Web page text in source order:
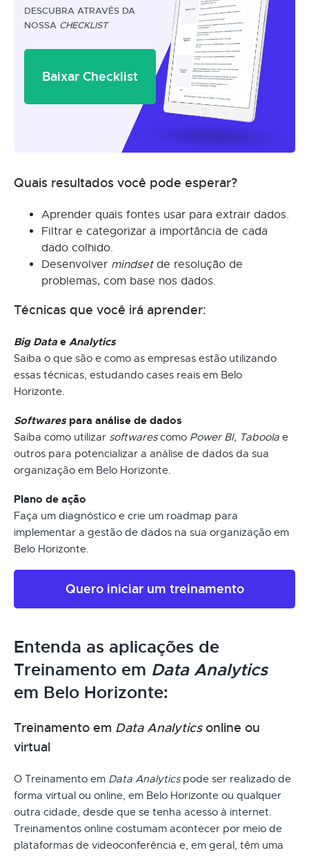
DESCUBRA ATRAVÉS DA
NOSSA CHECKLIST
Baixar Checklist
Quais resultados você pode esperar?
Aprender quais fontes usar para extrair dados.
Filtrar e categorizar a importância de cada
dado colhido.
Desenvolver mindsetde resolução de
problemas, com base nos dados.
Técnicas que você irá aprender:
Big Data e Analytics
Saiba o que são e como as empresas estão utilizando
essas técnicas, estudando cases reais em Belo
Horizonte.
Softwarespara análise de dados
Saiba como utilizar softwarescomo Power BI, Taboola e
outros para potencializar a análise de dados da sua
organização em Belo Horizonte.
Plano de ação
Faça um diagnóstico e crie um roadmap para
implementar a gestão de dados na sua organização em
Belo Horizonte.
Quero iniciar um treinamento
Entenda as aplicações de
Treinamento em Data Analytics
em Belo Horizonte:
Treinamento em Data Analyticsonline ou
virtual
O Treinamento em Data Analyticspode ser realizado de
forma virtual ou online, em Belo Horizonte ou qualquer
outra cidade, desde que se tenha acesso à internet.
Treinamentos online costumam acontecer por meio de
plataformas de videoconferência e, em geral, têm uma